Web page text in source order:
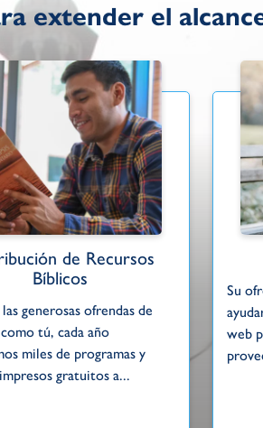
extender el
de Recursos
Bíblicos
generosas ofrendas de
tú, cada año
miles de programas y
gratuitos a...
Su
web